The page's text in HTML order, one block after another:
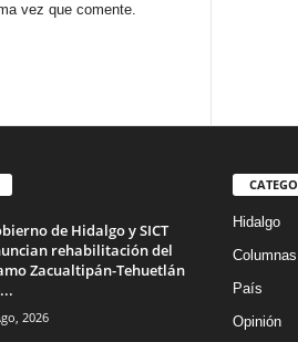
vez que comente.
de Hidalgo y SICT
rehabilitación del
Zacualtipán-Tehuetlán
2026
Hidalgo
Columnas
País
Opinión